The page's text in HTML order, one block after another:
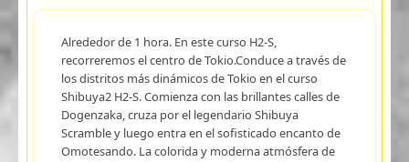
Alrededor de 1 hora. En este curso H2-S,
recorreremos el centro de Tokio.Conduce a través de
los distritos más dinámicos de Tokio en el curso
Shibuya2 H2-S. Comienza con las brillantes calles de
Dogenzaka, cruza por el legendario Shibuya
Scramble y luego entra en el sofisticado encanto de
Omotesando. La colorida y moderna atmósfera de